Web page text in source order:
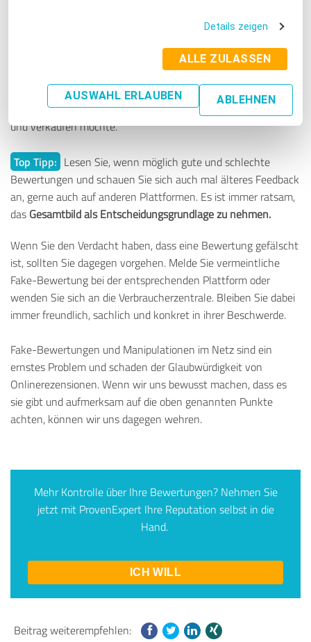
Details zeigen
ALLE ZULASSEN
AUSWAHL ERLAUBEN ABLEHNEN
Manchmal bewerten Nutzer nur, um einen Link auf eine
Hier handelt es sich oftmals
um Bewertungen ohne fundierte Grundlage.
Selbstverständlich wird jemand eine Dienstleistung oder ein
Produkt nicht empfehlen, wenn er ein ganz ähnliches anbietet
und verkaufen möchte.
Top Tipp: Lesen Sie, wenn möglich gute und schlechte
Bewertungen und schauen Sie sich auch mal älteres Feedback
an, gerne auch auf anderen Plattformen. Es ist immer ratsam,
das Gesamtbild als Entscheidungsgrundlagezu nehmen.
Wenn Sie den Verdacht haben, dass eine Bewertung gefälscht
ist, sollten Sie dagegen vorgehen. Melde Sie vermeintliche
Fake-Bewertung bei der entsprechenden Plattform oder
wenden Sie sich an die Verbraucherzentrale. Bleiben Sie dabei
immer freundlich, sachlich und konkret in ihrer Beschwerde.
Fake-Bewertungen und Manipulationen im Netz sind ein
ernstes Problem und schaden der Glaubwürdigkeit von
Onlinerezensionen. Wenn wir uns bewusst machen, dass es
sie gibt und aufmerksam auf die oben genannten Punkte
achten, können wir uns dagegen wehren.
Mehr Kontrolle über Ihre Bewertungen? Nehmen Sie
jetzt mit ProvenExpertIhre Reputation selbst in die
Hand.
ICH WILL
Beitrag weiterempfehlen: